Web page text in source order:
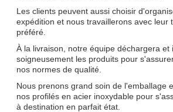
Les clients peuvent aussi choisir
expédition et nous travaillerons avec leur
préféré.
À la livraison, notre équipe déchargera et
soigneusement les produits pour
nos normes de qualité.
Nous prenons grand soin de l'emballage
nos profilés en acier inoxydable pour
à destination en parfait état.